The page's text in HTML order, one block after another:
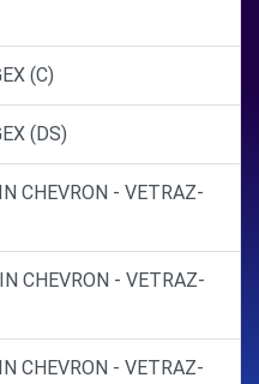
(C)
(DS)
CHEVRON - VETRAZ-
CHEVRON - VETRAZ-
CHEVRON - VETRAZ-